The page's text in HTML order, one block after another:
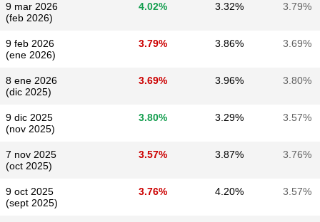
9 mar 2026
(feb 2026)
4.02% 3.32% 3.79%
9 feb 2026
(ene 2026)
3.79% 3.86% 3.69%
8 ene 2026
(dic 2025)
3.69% 3.96% 3.80%
9 dic 2025
(nov 2025)
3.80% 3.29% 3.57%
7 nov 2025
(oct 2025)
3.57% 3.87% 3.76%
9 oct 2025
(sept 2025)
3.76% 4.20% 3.57%